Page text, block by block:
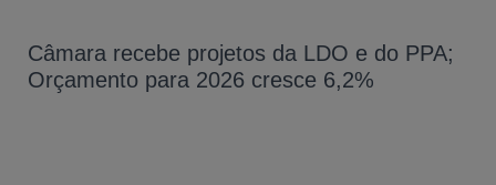
Câmara recebe projetos da LDO e do PPA;
Orçamento para 2026 cresce 6,2%